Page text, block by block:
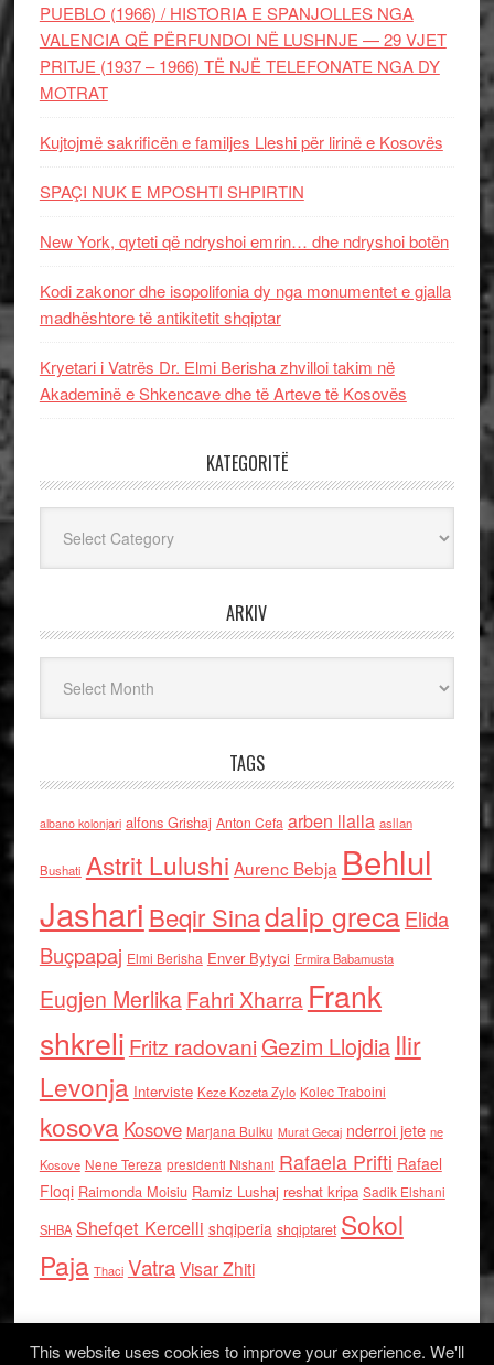
PUEBLO (1966) / HISTORIA E SPANJOLLES NGA
VALENCIA QË PËRFUNDOI NË LUSHNJE — 29 VJET
PRITJE (1937 – 1966) TË NJË TELEFONATE NGA DY
MOTRAT
Kujtojmë sakrificën e familjes Lleshi për lirinë e Kosovës
SPAÇI NUK E MPOSHTI SHPIRTIN
New York, qyteti që ndryshoi emrin… dhe ndryshoi botën
Kodi zakonor dhe isopolifonia dy nga monumentet e gjalla
madhështore të antikitetit shqiptar
Kryetari i Vatrës Dr. Elmi Berisha zhvilloi takim në
Akademinë e Shkencave dhe të Arteve të Kosovës
KATEGORITË
ARKIV
TAGS
albano kolonjari alfons Grishaj Anton Cefa arben llalla asllan
Bushati Astrit Lulushi Aurenc Bebja Behlul
Jashari Beqir Sinadalip grecaElida
Buçpapaj Elmi Berisha Enver Bytyci Ermira Babamusta
Eugjen MerlikaFahri Xharra Frank
shkreli Fritz radovaniGezim Llojdia Ilir
Levonja Interviste Keze Kozeta Zylo Kolec Traboini
kosova Kosove Marjana Bulku Murat Gecaj nderroi jete ne
Kosove Nene Tereza presidenti Nishani Rafaela Prifti Rafael
Floqi Raimonda Moisiu Ramiz Lushaj reshat kripa Sadik Elshani
SHBA Shefqet Kercelli shqiperia shqiptaret Sokol
Paja Thaci VatraVisar Zhiti
This website uses cookies to improve your experience. We'll